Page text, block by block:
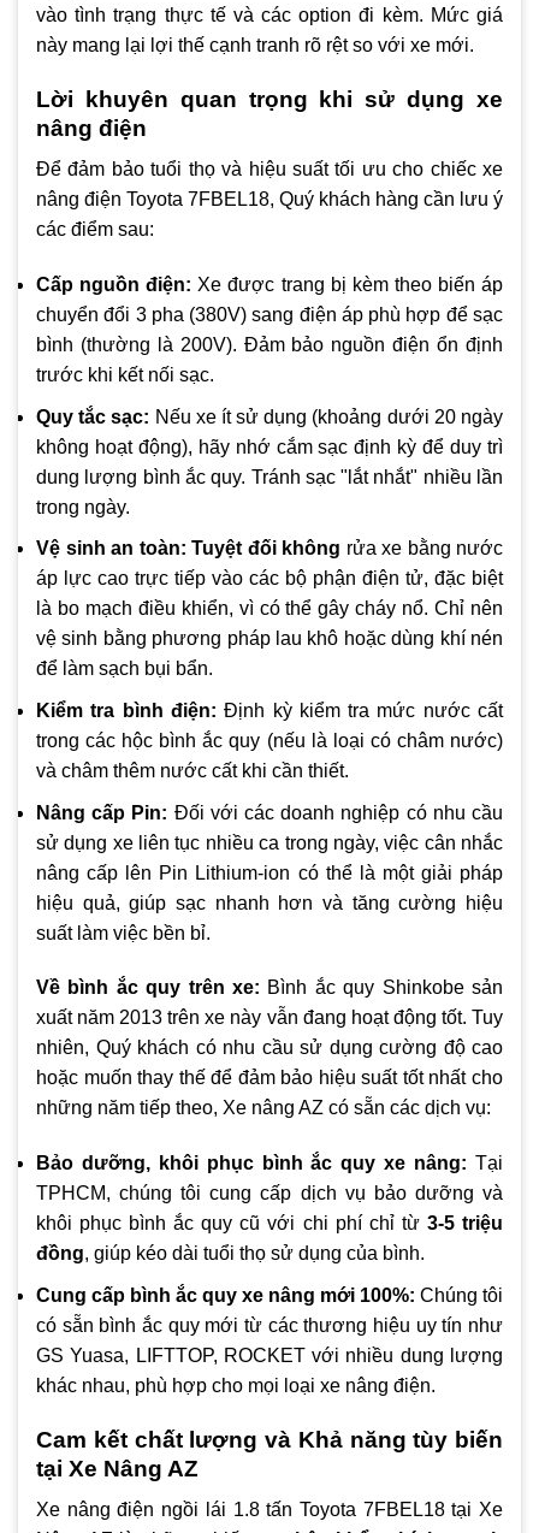
vào tình trạng thực tế và các option đi kèm. Mức giá
này mang lại lợi thế cạnh tranh rõ rệt so với xe mới.
Lời khuyên quan trọng khi sử dụng xe
nâng điện
Để đảm bảo tuổi thọ và hiệu suất tối ưu cho chiếc xe
nâng điện Toyota 7FBEL18, Quý khách hàng cần lưu ý
các điểm sau:
Cấp nguồn điện: Xe được trang bị kèm theo biến áp
chuyển đổi 3 pha (380V) sang điện áp phù hợp để sạc
bình (thường là 200V). Đảm bảo nguồn điện ổn định
trước khi kết nối sạc.
Quy tắc sạc: Nếu xe ít sử dụng (khoảng dưới 20 ngày
không hoạt động), hãy nhớ cắm sạc định kỳ để duy trì
dung lượng bình ắc quy. Tránh sạc "lắt nhắt" nhiều lần
trong ngày.
Vệ sinh an toàn: Tuyệt đối không rửa xe bằng nước
áp lực cao trực tiếp vào các bộ phận điện tử, đặc biệt
là bo mạch điều khiển, vì có thể gây cháy nổ. Chỉ nên
vệ sinh bằng phương pháp lau khô hoặc dùng khí nén
để làm sạch bụi bẩn.
Kiểm tra bình điện: Định kỳ kiểm tra mức nước cất
trong các hộc bình ắc quy (nếu là loại có châm nước)
và châm thêm nước cất khi cần thiết.
Nâng cấp Pin: Đối với các doanh nghiệp có nhu cầu
sử dụng xe liên tục nhiều ca trong ngày, việc cân nhắc
nâng cấp lên Pin Lithium-ion có thể là một giải pháp
hiệu quả, giúp sạc nhanh hơn và tăng cường hiệu
suất làm việc bền bỉ.
Về bình ắc quy trên xe: Bình ắc quy Shinkobe sản
xuất năm 2013 trên xe này vẫn đang hoạt động tốt. Tuy
nhiên, Quý khách có nhu cầu sử dụng cường độ cao
hoặc muốn thay thế để đảm bảo hiệu suất tốt nhất cho
những năm tiếp theo, Xe nâng AZ có sẵn các dịch vụ:
Bảo dưỡng, khôi phục bình ắc quy xe nâng: Tại
TPHCM, chúng tôi cung cấp dịch vụ bảo dưỡng và
khôi phục bình ắc quy cũ với chi phí chỉ từ 3-5 triệu
đồng, giúp kéo dài tuổi thọ sử dụng của bình.
Cung cấp bình ắc quy xe nâng mới 100%: Chúng tôi
có sẵn bình ắc quy mới từ các thương hiệu uy tín như
GS Yuasa, LIFTTOP, ROCKET với nhiều dung lượng
khác nhau, phù hợp cho mọi loại xe nâng điện.
Cam kết chất lượng và Khả năng tùy biến
tại Xe Nâng AZ
Xe nâng điện ngồi lái 1.8 tấn Toyota 7FBEL18 tại Xe